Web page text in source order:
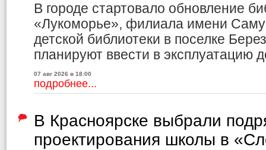
В городе стартовало обновление
«Лукоморье», филиала имени
детской библиотеки в поселке
планируют ввести в эксплуатацию
07 авг 2026 в 18:00
подробнее...
В Красноярске выбрали
проектирования школы в